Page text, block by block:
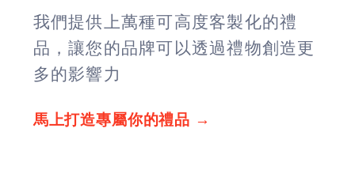
我們提供上萬種可高度客製化的禮
品，讓您的品牌可以透過禮物創造更
多的影響力
馬上打造專屬你的禮品 →